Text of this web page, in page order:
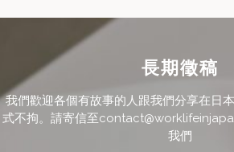
長期徵稿
我們歡迎各個有故事的人跟我們分享在日
式不拘。請寄信至
我們